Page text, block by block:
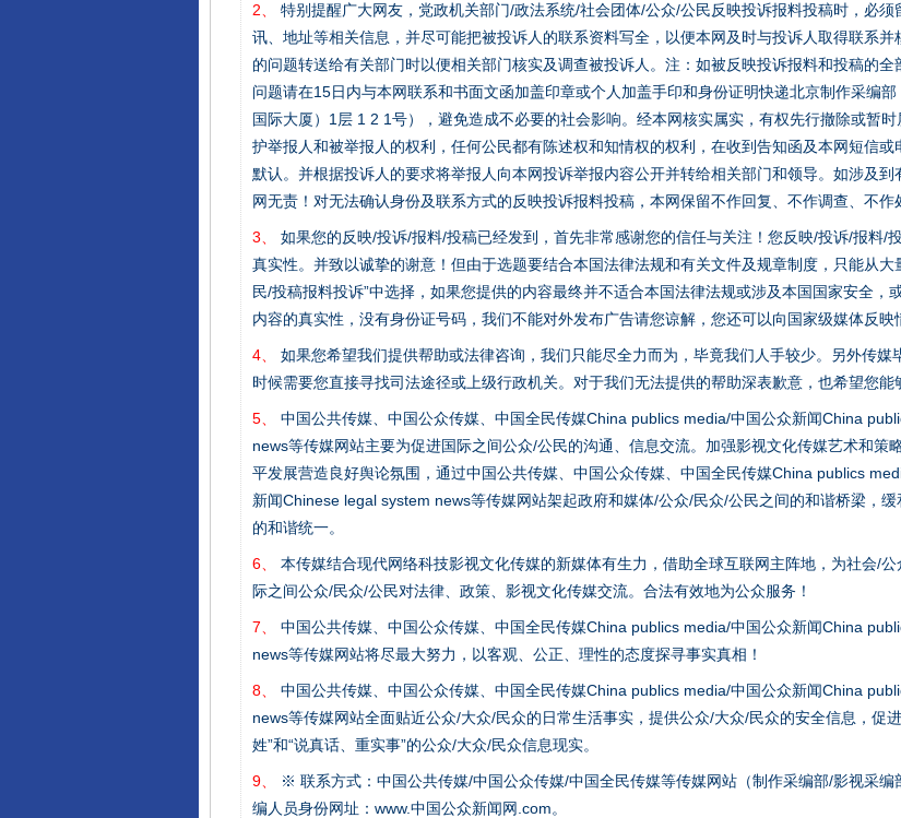
2、
特别提醒广大网友，党政机关部门/政法系统/社会团体/公众/公民反映投诉报料投稿时，必
讯、地址等相关信息，并尽可能把被投诉人的联系资料写全，以便本网及时与投诉人取得联系
的问题转送给有关部门时以便相关部门核实及调查被投诉人。注：如被反映投诉报料和投稿的
问题请在15日内与本网联系和书面文函加盖印章或个人加盖手印和身份证明快递北京制作采编
国际大厦）1层 1 2 1号），避免造成不必要的社会影响。经本网核实属实，有权先行撤除或暂
护举报人和被举报人的权利，任何公民都有陈述权和知情权的权利，在收到告知函及本网短信
默认。并根据投诉人的要求将举报人向本网投诉举报内容公开并转给相关部门和领导。如涉及
网无责！对无法确认身份及联系方式的反映投诉报料投稿，本网保留不作回复、不作调查、不作
3、
如果您的反映/投诉/报料/投稿已经发到，首先非常感谢您的信任与关注！您反映/投诉/报料/
真实性。并致以诚挚的谢意！但由于选题要结合本国法律法规和有关文件及规章制度，只能从
民/投稿报料投诉”中选择，如果您提供的内容最终并不适合本国法律法规或涉及本国国家安全
内容的真实性，没有身份证号码，我们不能对外发布广告请您谅解，您还可以向国家级媒体反映
4、
如果您希望我们提供帮助或法律咨询，我们只能尽全力而为，毕竟我们人手较少。另外传
时候需要您直接寻找司法途径或上级行政机关。对于我们无法提供的帮助深表歉意，也希望您能
5、
中国公共传媒、中国公众传媒、中国全民传媒China publics media/中国公众新闻China
news等传媒网站主要为促进国际之间公众/公民的沟通、信息交流。加强影视文化传媒艺术和策
平发展营造良好舆论氛围，通过中国公共传媒、中国公众传媒、中国全民传媒China publics
新闻Chinese legal system news等传媒网站架起政府和媒体/公众/民众/公民之间的和谐桥梁，
的和谐统一。
6、
本传媒结合现代网络科技影视文化传媒的新媒体有生力，借助全球互联网主阵地，为社会/
际之间公众/民众/公民对法律、政策、影视文化传媒交流。合法有效地为公众服务！
7、
中国公共传媒、中国公众传媒、中国全民传媒China publics media/中国公众新闻China
news等传媒网站将尽最大努力，以客观、公正、理性的态度探寻事实真相！
8、
中国公共传媒、中国公众传媒、中国全民传媒China publics media/中国公众新闻China
news等传媒网站全面贴近公众/大众/民众的日常生活事实，提供公众/大众/民众的安全信息，促
姓”和“说真话、重实事”的公众/大众/民众信息现实。
9、
※ 联系方式：中国公共传媒/中国公众传媒/中国全民传媒等传媒网站（制作采编部/影视采
编人员身份网址：www.中国公众新闻网.com。
完善运行机制助力责任有效落实 一纸欠条伤亲情 巡回调解促和解..